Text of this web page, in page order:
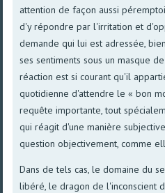
attention de façon aussi
d'y répondre par l'irritation et
demande qui lui est adressée,
ses sentiments sous un masque
réaction est si courant qu'il
quotidienne d'attendre le « bon
requête importante, tout
qui réagit d'une manière
question objectivement, comme
Dans de tels cas, le domaine du
libéré, le dragon de l'inconscient